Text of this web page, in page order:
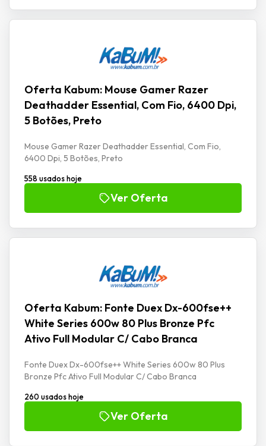
Oferta Kabum: Mouse Gamer Razer
Deathadder Essential, Com Fio, 6400 Dpi,
5 Botões, Preto
Mouse Gamer Razer Deathadder Essential, Com Fio,
6400 Dpi, 5 Botões, Preto
558 usados hoje
Ver Oferta
Oferta Kabum: Fonte Duex Dx-600fse++
White Series 600w 80 Plus Bronze Pfc
Ativo Full Modular C/ Cabo Branca
Fonte Duex Dx-600fse++ White Series 600w 80 Plus
Bronze Pfc Ativo Full Modular C/ Cabo Branca
260 usados hoje
Ver Oferta